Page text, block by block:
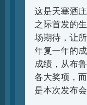
这是天塞酒
之际首发的
场期待，让
年复一年的
成绩，从布
各大奖项，
是本次发布